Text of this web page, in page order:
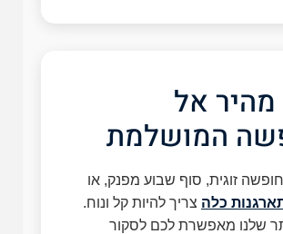
מהיר אל
המושלמת
זוגית, סוף שבוע מפנק, או
כלה צריך להיות קל ונוח.
שלנו מאפשרת לכם לסקור